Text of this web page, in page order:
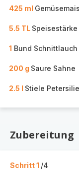
425 ml Gemüsemais
5.5 TL Speisestärke
1 Bund Schnittlauch
200 g Saure Sahne
2.5 l Stiele Petersilie
Zubereitung
Schritt 1 /4